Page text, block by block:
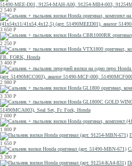
51490-MEE-D01, 91254-MAH-A00, 91254-MB4-003,
2 540 Р
(41x54x11/41x54,4x12,5) (арт. 51490MEED01), аналог
3 650 Р
2 250 Р
FR. FORK, Honda
3 400 Р
(арт. 51490MCC003), аналог 51490-MCF-000,
2 980 Р
3 330 Р
51490MCA003), Seal Set, Fr. Fork, Honda
2 600 Р
1 800 Р
1 650 Р
3 390 Р